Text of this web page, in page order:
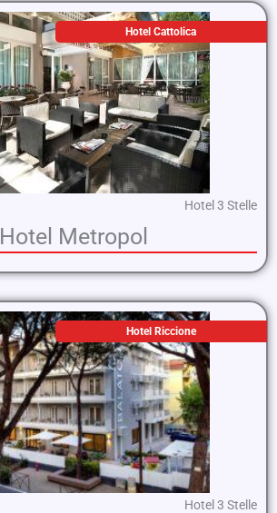
Hotel Cattolica
Hotel 3 Stelle
Hotel Metropol
Hotel Riccione
Hotel 3 Stelle